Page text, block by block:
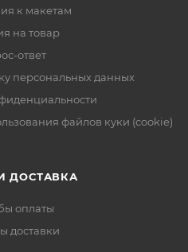
к макетам
на товар
ответ
персональных данных
файлов куки (cookie)
ДОСТАВКА
оплаты
доставки